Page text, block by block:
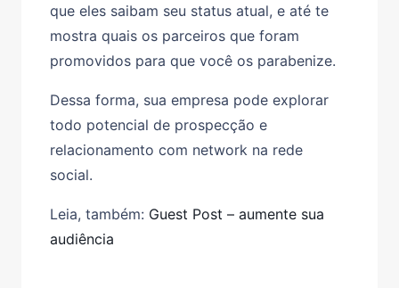
que eles saibam seu status atual, e até te
mostra quais os parceiros que foram
promovidos para que você os parabenize.
Dessa forma, sua empresa pode explorar
todo potencial de prospecção e
relacionamento com network na rede
social.
Leia, também: Guest Post – aumente sua
audiência